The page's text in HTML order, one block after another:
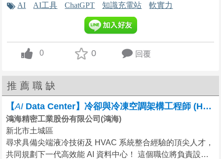
【南科】HR區域主管 矽品精密工業股份有限公司
不拘，6年以上，台南市善化區
工作內容 :
1.規劃與執行人力資源
行政主管
不拘，1年以上，新北市中和區
1.管理行政人員
2.稽核政府文件
3.客戶聯繫
AI AI工具 ChatGPT 知識充電站 軟實力
up vote
0 0 回覆
推薦職缺
【AI Data Center】冷卻與冷凍空調架構工程師 (HVAC)
鴻海精密工業股份有限公司(鴻海)
新北市土城區
尋求具備尖端液冷技術及 HVAC 系統整合經驗的頂尖人才，
共同規劃下一代高效能 AI 資料中心！ 這個職位將負責設計